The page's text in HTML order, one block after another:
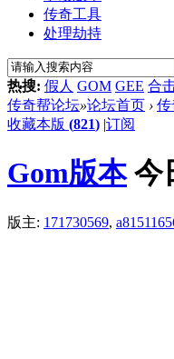
传奇工具
处理劫持
热搜: 假人 GOM GEE 合
传奇帮论坛»论坛首页 › 传
收藏本版 (821) |订阅
Gom版本 今
版主: 171730569,